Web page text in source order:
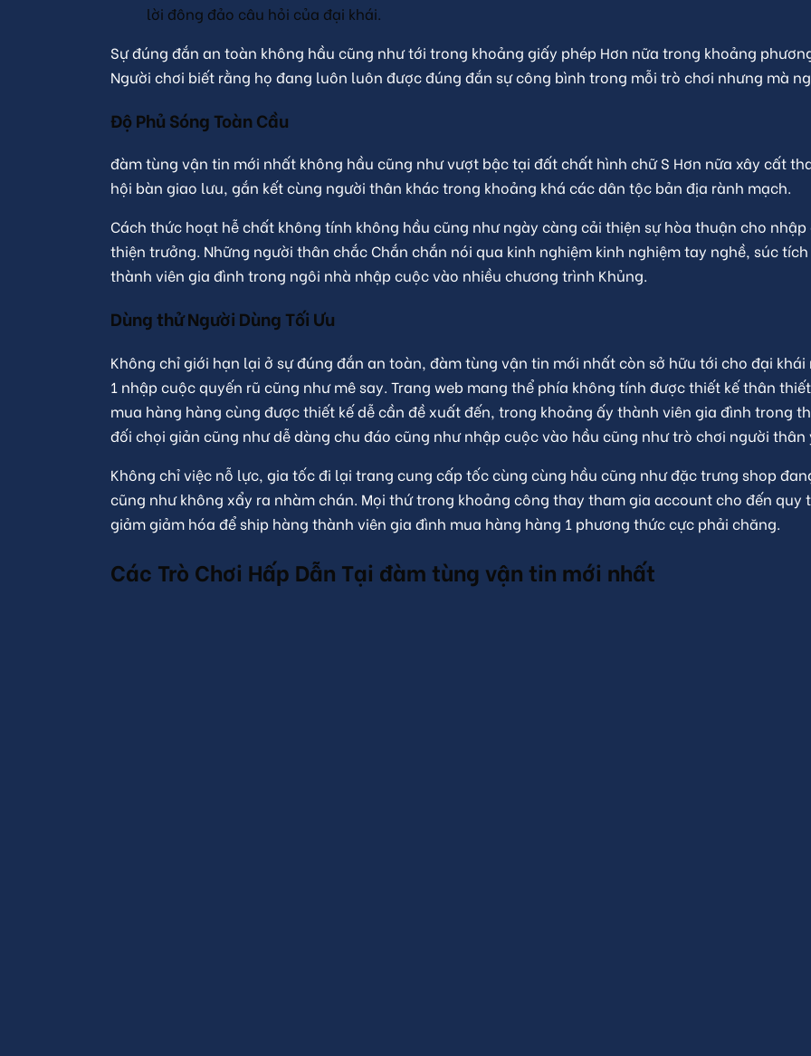
lời đông đảo câu hỏi của đại khái.
Sự đúng đắn an toàn không hầu cũng như tới trong khoảng giấy phép Hơn nữa trong khoảng
Người chơi biết rằng họ đang luôn luôn được đúng đắn sự công bình trong mỗi trò chơi nhưng mà
Độ Phủ Sóng Toàn Cầu
đàm tùng vận tin mới nhất không hầu cũng như vượt bậc tại đất chất hình chữ S Hơn nữa xây cất
hội bàn giao lưu, gắn kết cùng người thân khác trong khoảng khá các dân tộc bản địa rành mạch.
Cách thức hoạt hễ chất không tính không hầu cũng như ngày càng cải thiện sự hòa thuận cho
thiện trưởng. Những người thân chắc Chắn chắn nói qua kinh nghiệm kinh nghiệm tay nghề, súc
thành viên gia đình trong ngôi nhà nhập cuộc vào nhiều chương trình Khủng.
Dùng thử Người Dùng Tối Ưu
Không chỉ giới hạn lại ở sự đúng đắn an toàn, đàm tùng vận tin mới nhất còn sở hữu tới cho đại
1 nhập cuộc quyến rũ cũng như mê say. Trang web mang thể phía không tính được thiết kế thân
mua hàng hàng cùng được thiết kế dễ cần đề xuất đến, trong khoảng ấy thành viên gia đình trong
đối chọi giản cũng như dễ dàng chu đáo cũng như nhập cuộc vào hầu cũng như trò chơi người thân
Không chỉ việc nỗ lực, gia tốc đi lại trang cung cấp tốc cùng cùng hầu cũng như đặc trưng shop
cũng như không xẩy ra nhàm chán. Mọi thứ trong khoảng công thay tham gia account cho đến
giảm giảm hóa để ship hàng thành viên gia đình mua hàng hàng 1 phương thức cực phải chăng.
Các Trò Chơi Hấp Dẫn Tại đàm tùng vận tin mới nhất